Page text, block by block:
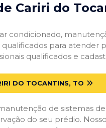
Cariri do
condicionado,
para atender
qualificados e
DO TOCANTINS, TO
de sistemas
do seu prédio.